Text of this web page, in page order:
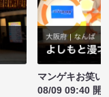
マンゲキお笑い
08/09 09:40 開